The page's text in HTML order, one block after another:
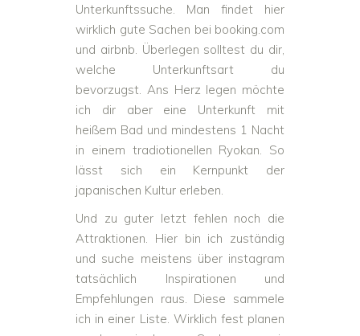
Unterkunftssuche. Man findet hier
wirklich gute Sachen bei booking.com
und airbnb. Überlegen solltest du dir,
welche Unterkunftsart du
bevorzugst. Ans Herz legen möchte
ich dir aber eine Unterkunft mit
heißem Bad und mindestens 1 Nacht
in einem tradiotionellen Ryokan. So
lässt sich ein Kernpunkt der
japanischen Kultur erleben.
Und zu guter letzt fehlen noch die
Attraktionen. Hier bin ich zuständig
und suche meistens über instagram
tatsächlich Inspirationen und
Empfehlungen raus. Diese sammele
ich in einer Liste. Wirklich fest planen